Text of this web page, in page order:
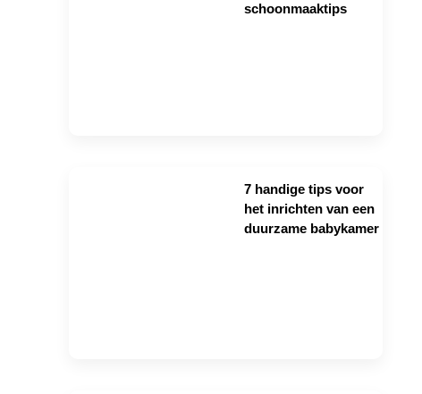
schoonmaaktips
7 handige tips voor
het inrichten van een
duurzame babykamer